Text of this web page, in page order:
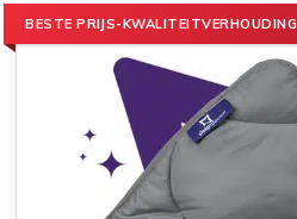
BESTE PRIJS-KWALITEITVERHOUDING